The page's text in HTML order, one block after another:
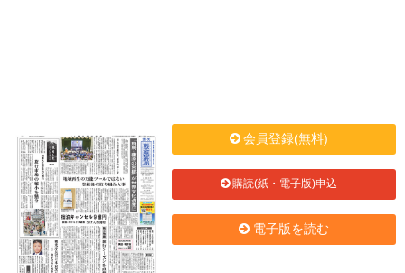
会員登録(無料)
購読(紙・電子版)申込
電子版を読む